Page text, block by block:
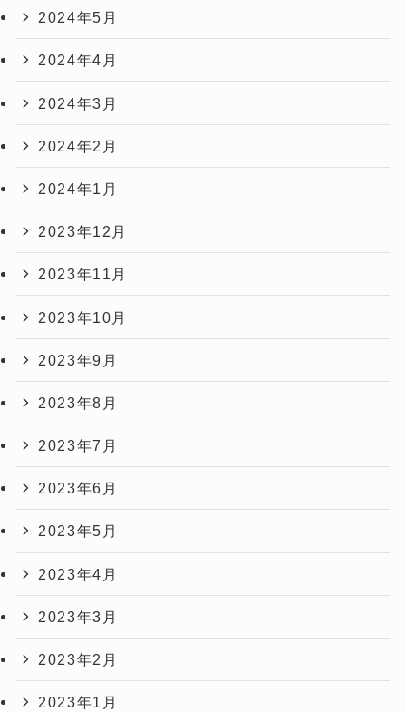
2024年5月
2024年4月
2024年3月
2024年2月
2024年1月
2023年12月
2023年11月
2023年10月
2023年9月
2023年8月
2023年7月
2023年6月
2023年5月
2023年4月
2023年3月
2023年2月
2023年1月